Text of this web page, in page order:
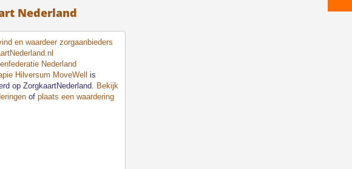
Nederland
Hilversum MoveWell
is
op ZorgkaartNederland. Bekijk
of plaats een waardering